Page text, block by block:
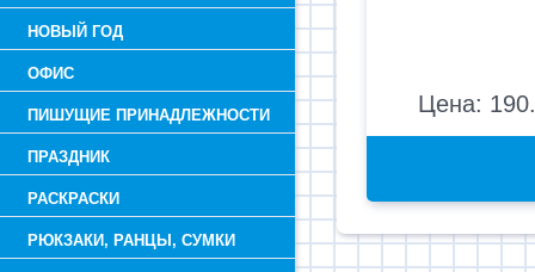
НОВЫЙ ГОД
ОФИС
ПИШУЩИЕ ПРИНАДЛЕЖНОСТИ
ПРАЗДНИК
РАСКРАСКИ
РЮКЗАКИ, РАНЦЫ, СУМКИ
Цена: